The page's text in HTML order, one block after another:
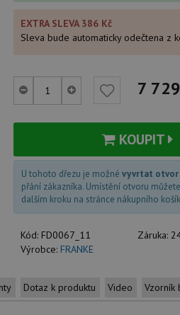
EXTRA SLEVA 386 Kč
Sleva bude automaticky odečtena z
7 729
KOUPIT
U tohoto dřezu je možné vyvrtat otvor
přání zákazníka. Umístění otvoru
dalším kroku na stránce nákupního
Kód: FD0067_11 Záruka:
Výrobce: FRANKE
Dotaz k produktu Video Vzorník